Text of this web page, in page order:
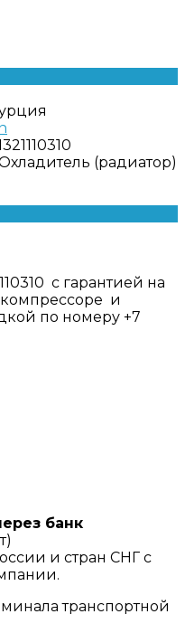
(радиатор)
с гарантией на
компрессоре и
по номеру +7
банк
и стран СНГ с
транспортной